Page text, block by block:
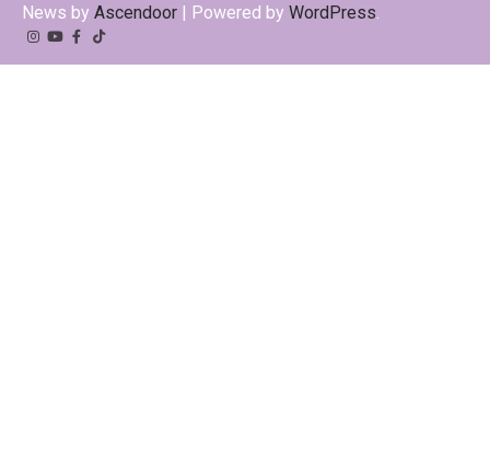
News by Ascendoor | Powered by WordPress.
Instagram
YouTube
Facebook
Tiktok